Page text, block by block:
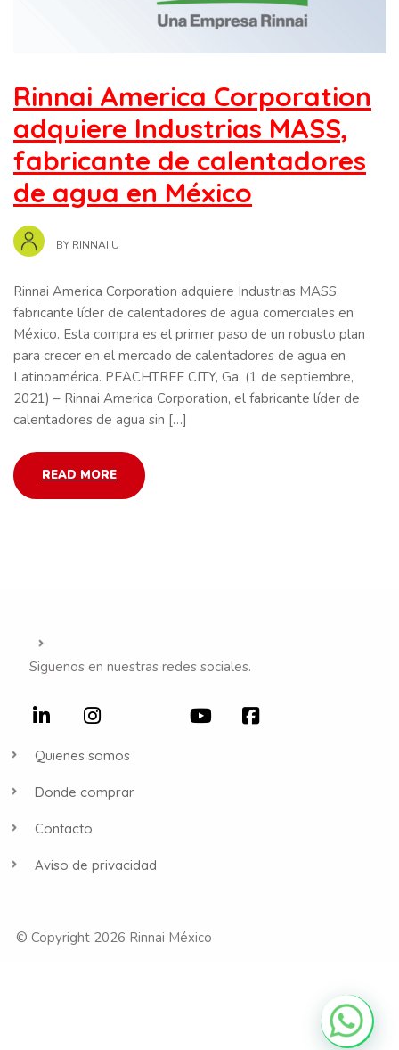
Rinnai America Corporation
adquiere Industrias MASS,
fabricante de calentadores
de agua en México
BY RINNAI U
Rinnai America Corporation adquiere Industrias MASS,
fabricante líder de calentadores de agua comerciales en
México. Esta compra es el primer paso de un robusto plan
para crecer en el mercado de calentadores de agua en
Latinoamérica. PEACHTREE CITY, Ga. (1 de septiembre,
2021) – Rinnai America Corporation, el fabricante líder de
calentadores de agua sin […]
READ MORE
Siguenos en nuestras redes sociales.
Quienes somos
Donde comprar
Contacto
Aviso de privacidad
© Copyright 2026 Rinnai México